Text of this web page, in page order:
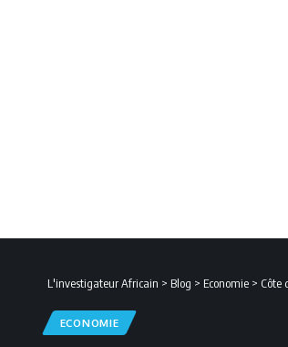
L'investigateur Africain > Blog > Economie > Côte
ECONOMIE